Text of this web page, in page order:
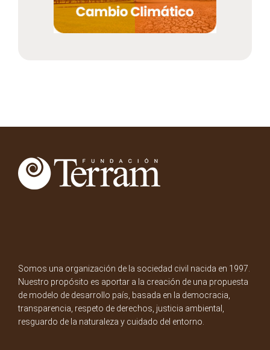
Somos una organización de la sociedad civil nacida en 1997.
Nuestro propósito es aportar a la creación de una propuesta
de modelo de desarrollo país, basada en la democracia,
transparencia, respeto de derechos, justicia ambiental,
resguardo de la naturaleza y cuidado del entorno.